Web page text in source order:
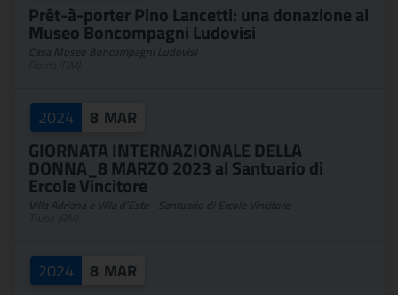
Prêt-à-porter Pino Lancetti: una donazione al
Museo Boncompagni Ludovisi
2024 8 MAR
GIORNATA INTERNAZIONALE DELLA
DONNA_8 MARZO 2023 al Santuario di
Ercole Vincitore
2024 8 MAR